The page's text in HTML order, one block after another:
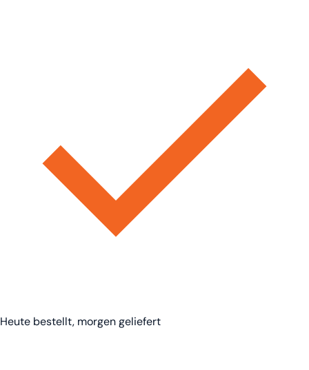
Heute bestellt, morgen geliefert